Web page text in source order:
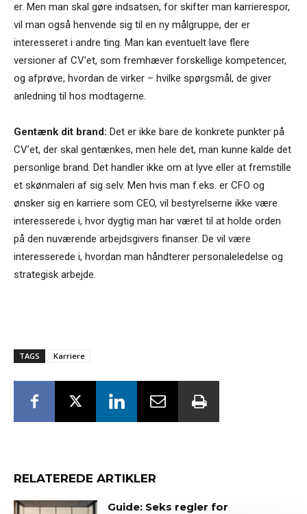
er. Men man skal gøre indsatsen, for skifter man karrierespor,
vil man også henvende sig til en ny målgruppe, der er
interesseret i andre ting. Man kan eventuelt lave flere
versioner af CV’et, som fremhæver forskellige kompetencer,
og afprøve, hvordan de virker – hvilke spørgsmål, de giver
anledning til hos modtagerne.
Gentænk dit brand: Det er ikke bare de konkrete punkter på
CV’et, der skal gentænkes, men hele det, man kunne kalde det
personlige brand. Det handler ikke om at lyve eller at fremstille
et skønmaleri af sig selv. Men hvis man f.eks. er CFO og
ønsker sig en karriere som CEO, vil bestyrelserne ikke være
interesserede i, hvor dygtig man har været til at holde orden
på den nuværende arbejdsgivers finanser. De vil være
interesserede i, hvordan man håndterer personaleledelse og
strategisk arbejde.
TAGS Karriere
RELATEREDE ARTIKLER
Guide: Seks regler for